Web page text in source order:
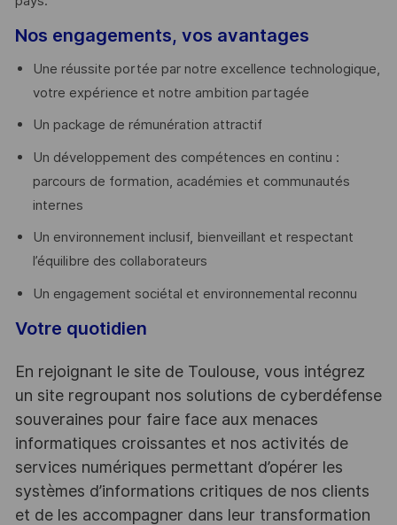
Nos engagements, vos avantages
Une réussite portée par notre excellence technologique,
votre expérience et notre ambition partagée
Un package de rémunération attractif
Un développement des compétences en continu :
parcours de formation, académies et communautés
internes
Un environnement inclusif, bienveillant et respectant
l’équilibre des collaborateurs
Un engagement sociétal et environnemental reconnu
Votre quotidien
En rejoignant le site de Toulouse, vous intégrez
un site regroupant nos solutions de cyberdéfense
souveraines pour faire face aux menaces
informatiques croissantes et nos activités de
services numériques permettant d’opérer les
systèmes d’informations critiques de nos clients
et de les accompagner dans leur transformation